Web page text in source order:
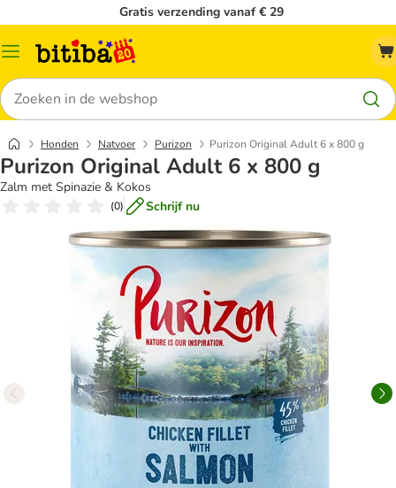
Gratis verzending vanaf € 29
Catalogusmenu
Zoeken
Honden Natvoer Purizon Purizon Original Adult 6 x 800 g
Purizon Original Adult 6 x 800 g
Zalm met Spinazie & Kokos
(0) Schrijf nu